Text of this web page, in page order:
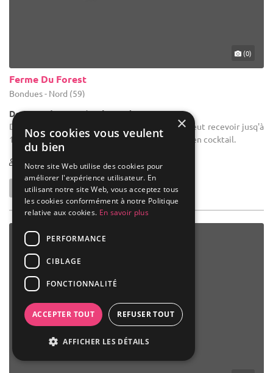
(0)
Ferme Du Forest
Bondues - Nord (59)
Demeure de caractère / Domaine
Domaine salle des fêtes : La Ferme du Forest peut recevoir jusq'à
160 personnes assises et jusqu'à 400 personnes en cocktail.
10-400
×
Nos cookies vous veulent
du bien
Notre site Web utilise des cookies pour
améliorer l'expérience utilisateur. En
utilisant notre site Web, vous acceptez tous
les cookies conformément à notre Politique
relative aux cookies. En savoir plus
PERFORMANCE
CIBLAGE
FONCTIONNALITÉ
ACCEPTER TOUT REFUSER TOUT
AFFICHER LES DÉTAILS